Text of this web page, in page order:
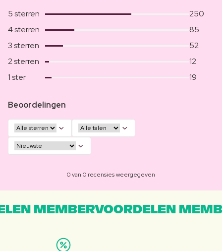
5 sterren
250
4 sterren
85
3 sterren
52
2 sterren
12
1 ster
19
Beoordelingen
0 van 0 recensies weergegeven
MEMBERVOORDELEN